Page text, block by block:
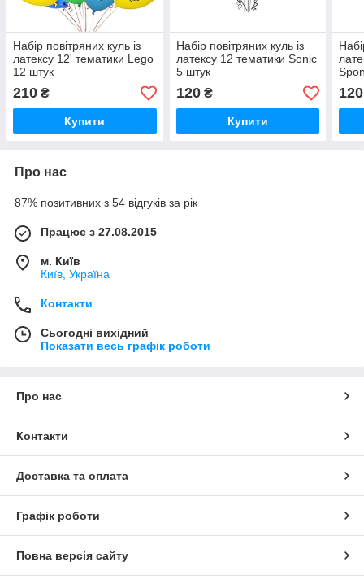
Набір повітряних куль із
латексу 12' тематики Lego
12 штук
210 ₴
Купити
Набір повітряних куль із
латексу 12 тематики Sonic
5 штук
120₴
Купити
120
Про нас
87% позитивних з 54 відгуків за рік
Працює з 27.08.2015
м. Київ
Київ, Україна
Контакти
Сьогодні вихідний
Показати весь графік роботи
Про нас
Контакти
Доставка та оплата
Графік роботи
Повна версія сайту